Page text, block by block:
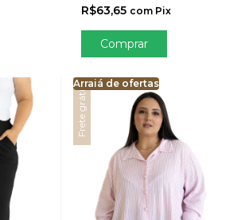
R$63,65 com Pix
Comprar
Arraiá de ofertas
Frete grátis